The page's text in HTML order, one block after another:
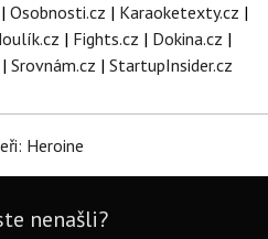
| Osobnosti.cz | Karaoketexty.cz |
| Fights.cz | Dokina.cz |
| Srovnám.cz | StartupInsider.cz
Heroine
nenašli?